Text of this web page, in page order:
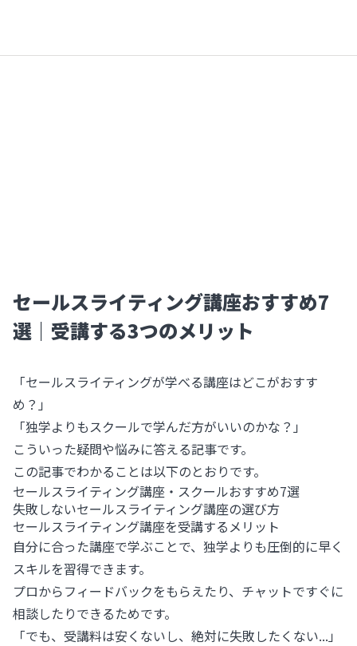
セールスライティング講座おすすめ7
選｜受講する3つのメリット
「セールスライティングが学べる講座はどこがおすす
め？」
「独学よりもスクールで学んだ方がいいのかな？」
こういった疑問や悩みに答える記事です。
この記事でわかることは以下のとおりです。
セールスライティング講座・スクールおすすめ7選
失敗しないセールスライティング講座の選び方
セールスライティング講座を受講するメリット
自分に合った講座で学ぶことで、独学よりも圧倒的に早く
スキルを習得できます。
プロからフィードバックをもらえたり、チャットですぐに
相談したりできるためです。
「でも、受講料は安くないし、絶対に失敗したくない...」